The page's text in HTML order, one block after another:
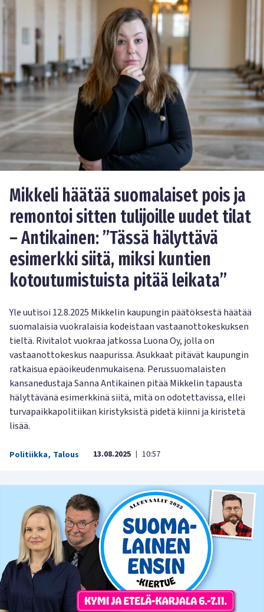
Mikkeli häätää suomalaiset pois ja
remontoi sitten tulijoille uudet tilat
– Antikainen: ”Tässä hälyttävä
esimerkki siitä, miksi kuntien
kotoutumistuista pitää leikata”
Yle uutisoi 12.8.2025 Mikkelin kaupungin päätöksestä häätää
suomalaisia vuokralaisia kodeistaan vastaanottokeskuksen
tieltä. Rivitalot vuokraa jatkossa Luona Oy, jolla on
vastaanottokeskus naapurissa. Asukkaat pitävät kaupungin
ratkaisua epäoikeudenmukaisena. Perussuomalaisten
kansanedustaja Sanna Antikainen pitää Mikkelin tapausta
hälyttävänä esimerkkinä siitä, mitä on odotettavissa, ellei
turvapaikkapolitiikan kiristyksistä pidetä kiinni ja kiristetä
lisää.
Politiikka, Talous 13.08.2025 | 10:57